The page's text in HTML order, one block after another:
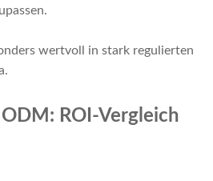
wertvoll in stark regulierten
ROI-Vergleich